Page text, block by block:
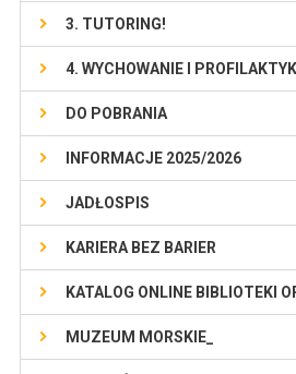
3. TUTORING!
4. WYCHOWANIE I
DO POBRANIA
INFORMACJE 2025/2026
JADŁOSPIS
KARIERA BEZ BARIER
KATALOG ONLINE BIBLIOTEKI
MUZEUM MORSKIE_